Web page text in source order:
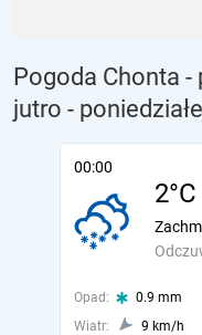
Pogoda Chonta
jutro -
00:00
2°C
Opad: 0.9 mm
Wiatr:
9 km/h